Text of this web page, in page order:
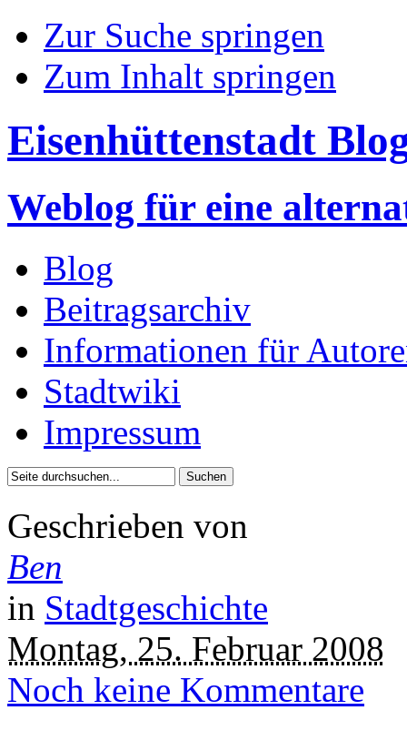
Zur Suche springen
Zum Inhalt springen
Eisenhüttenstadt
Weblog für eine
Blog
Beitragsarchiv
Informationen für
Stadtwiki
Impressum
Geschrieben von
Ben
in Stadtgeschichte
Montag, 25. Februar 2008
Noch keine Kommentare